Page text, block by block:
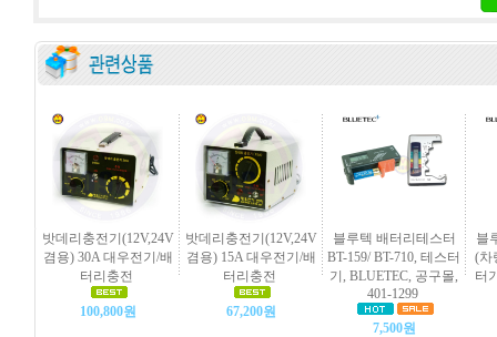
밧데리충전기(12V,24V
겸용) 30A 대우전기/배
터리충전
100,800원
밧데리충전기(12V,24V
겸용) 15A 대우전기/배
터리충전
67,200원
블루텍 배터리테스터
BT-159/ BT-710, 테스터
기, BLUETEC, 공구몰,
401-1299
7,500원
블
(차
터